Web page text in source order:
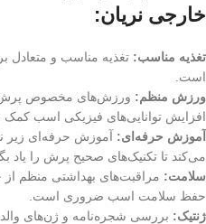
خارجی نریان:
تغذیه مناسب: تغذیه مناسب و متعادل
است.
ورزش منظم: ورزش‌های مخصوص پرش
افزایش توانایی‌های فیزیکی اسب کمک
آموزش حرفه‌ای: آموزش حرفه‌ای زیر
می‌کند تا تکنیک‌های صحیح پرش را یاد
سلامت: مراقبت‌های بهداشتی منظم از
حفظ سلامت اسب ضروری است.
ژنتیک: بررسی شجره‌نامه و ژن‌های